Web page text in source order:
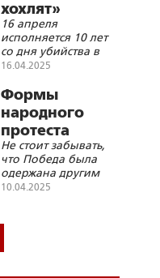
хохлят»
16 апреля
исполняется 10 лет
со дня убийства в
Киеве писателя
16.04.2025
Формы
народного
протеста
против «пятой
колонны» во
власти
Не стоит забывать,
что Победа была
одержана другим
социальным строем
10.04.2025